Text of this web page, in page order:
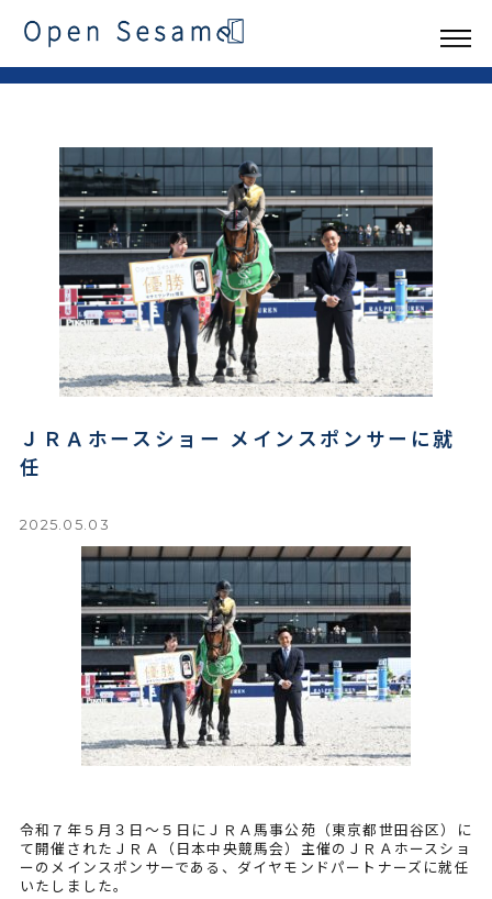
ＪＲＡホースショー メインスポンサーに就
任
2025.05.03
令和７年５月３日～５日にＪＲＡ馬事公苑（東京都世田谷区）に
て開催されたＪＲＡ（日本中央競馬会）主催のＪＲＡホースショ
ーのメインスポンサーである、ダイヤモンドパートナーズに就任
いたしました。